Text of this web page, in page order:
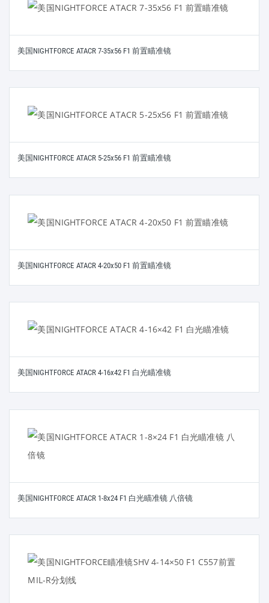
美国NIGHTFORCE ATACR 7-35x56 F1 前置瞄准镜
美国NIGHTFORCE ATACR 5-25x56 F1 前置瞄准镜
美国NIGHTFORCE ATACR 4-20x50 F1 前置瞄准镜
美国NIGHTFORCE ATACR 4-16x42 F1 白光瞄准镜
美国NIGHTFORCE ATACR 1-8x24 F1 白光瞄准镜 八倍镜